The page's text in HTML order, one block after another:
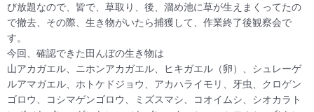
び放題なので、皆で、草取り、後、溜め池に草が生えまくってたの
で撤去、その際、生き物がいたら捕獲して、作業終了後観察会で
す。
今回、確認できた田んぼの生き物は
山アカガエル、ニホンアカガエル、ヒキガエル（卵）、シュレーゲ
ルアマガエル、ホトケドジョウ、アカハライモリ、牙虫、クロゲン
ゴロウ、コシマゲンゴロウ、ミズスマシ、コオイムシ、シオカラト